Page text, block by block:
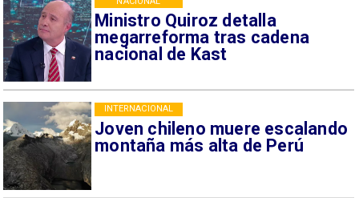
Ministro Quiroz detalla
megarreforma tras cadena
nacional de Kast
Joven chileno muere escalando
montaña más alta de Perú
INTERNACIONAL